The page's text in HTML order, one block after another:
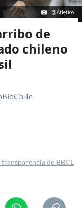
@Atletico
de
chileno
transparencia de BBCL